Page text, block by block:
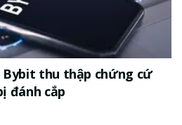
Bybit thu thập chứng cứ
đánh cắp